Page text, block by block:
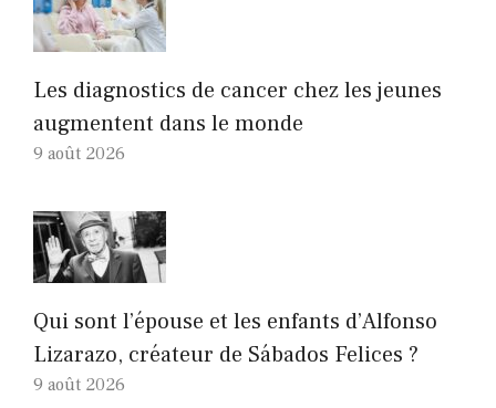
Les diagnostics de cancer chez les jeunes
augmentent dans le monde
9 août 2026
Qui sont l’épouse et les enfants d’Alfonso
Lizarazo, créateur de Sábados Felices ?
9 août 2026